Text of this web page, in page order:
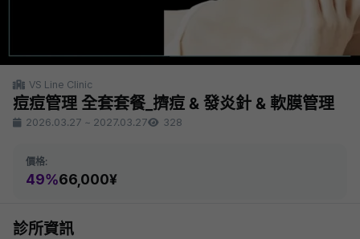
VS Line Clinic
痘痘管理 全套套餐_擠痘 & 發炎針 & 軟膜管理
2026.03.27 ~ 2027.03.27 328
價格:
49%66,000¥
診所資訊